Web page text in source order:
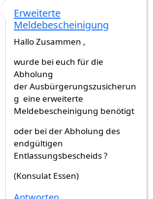
Erweiterte
Meldebescheinigung
Hallo Zusammen ,
wurde bei euch für die
Abholung
der Ausbürgerungszusicherun
g eine erweiterte
Meldebescheinigung benötigt
oder bei der Abholung des
endgültigen
Entlassungsbescheids ?
(Konsulat Essen)